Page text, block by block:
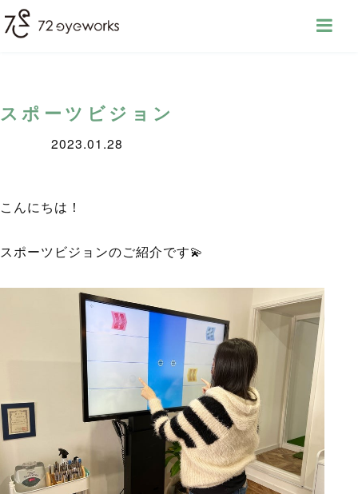
スポーツビジョン
2023.01.28
こんにちは！
スポーツビジョンのご紹介です💫